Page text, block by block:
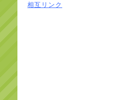
相互リンク